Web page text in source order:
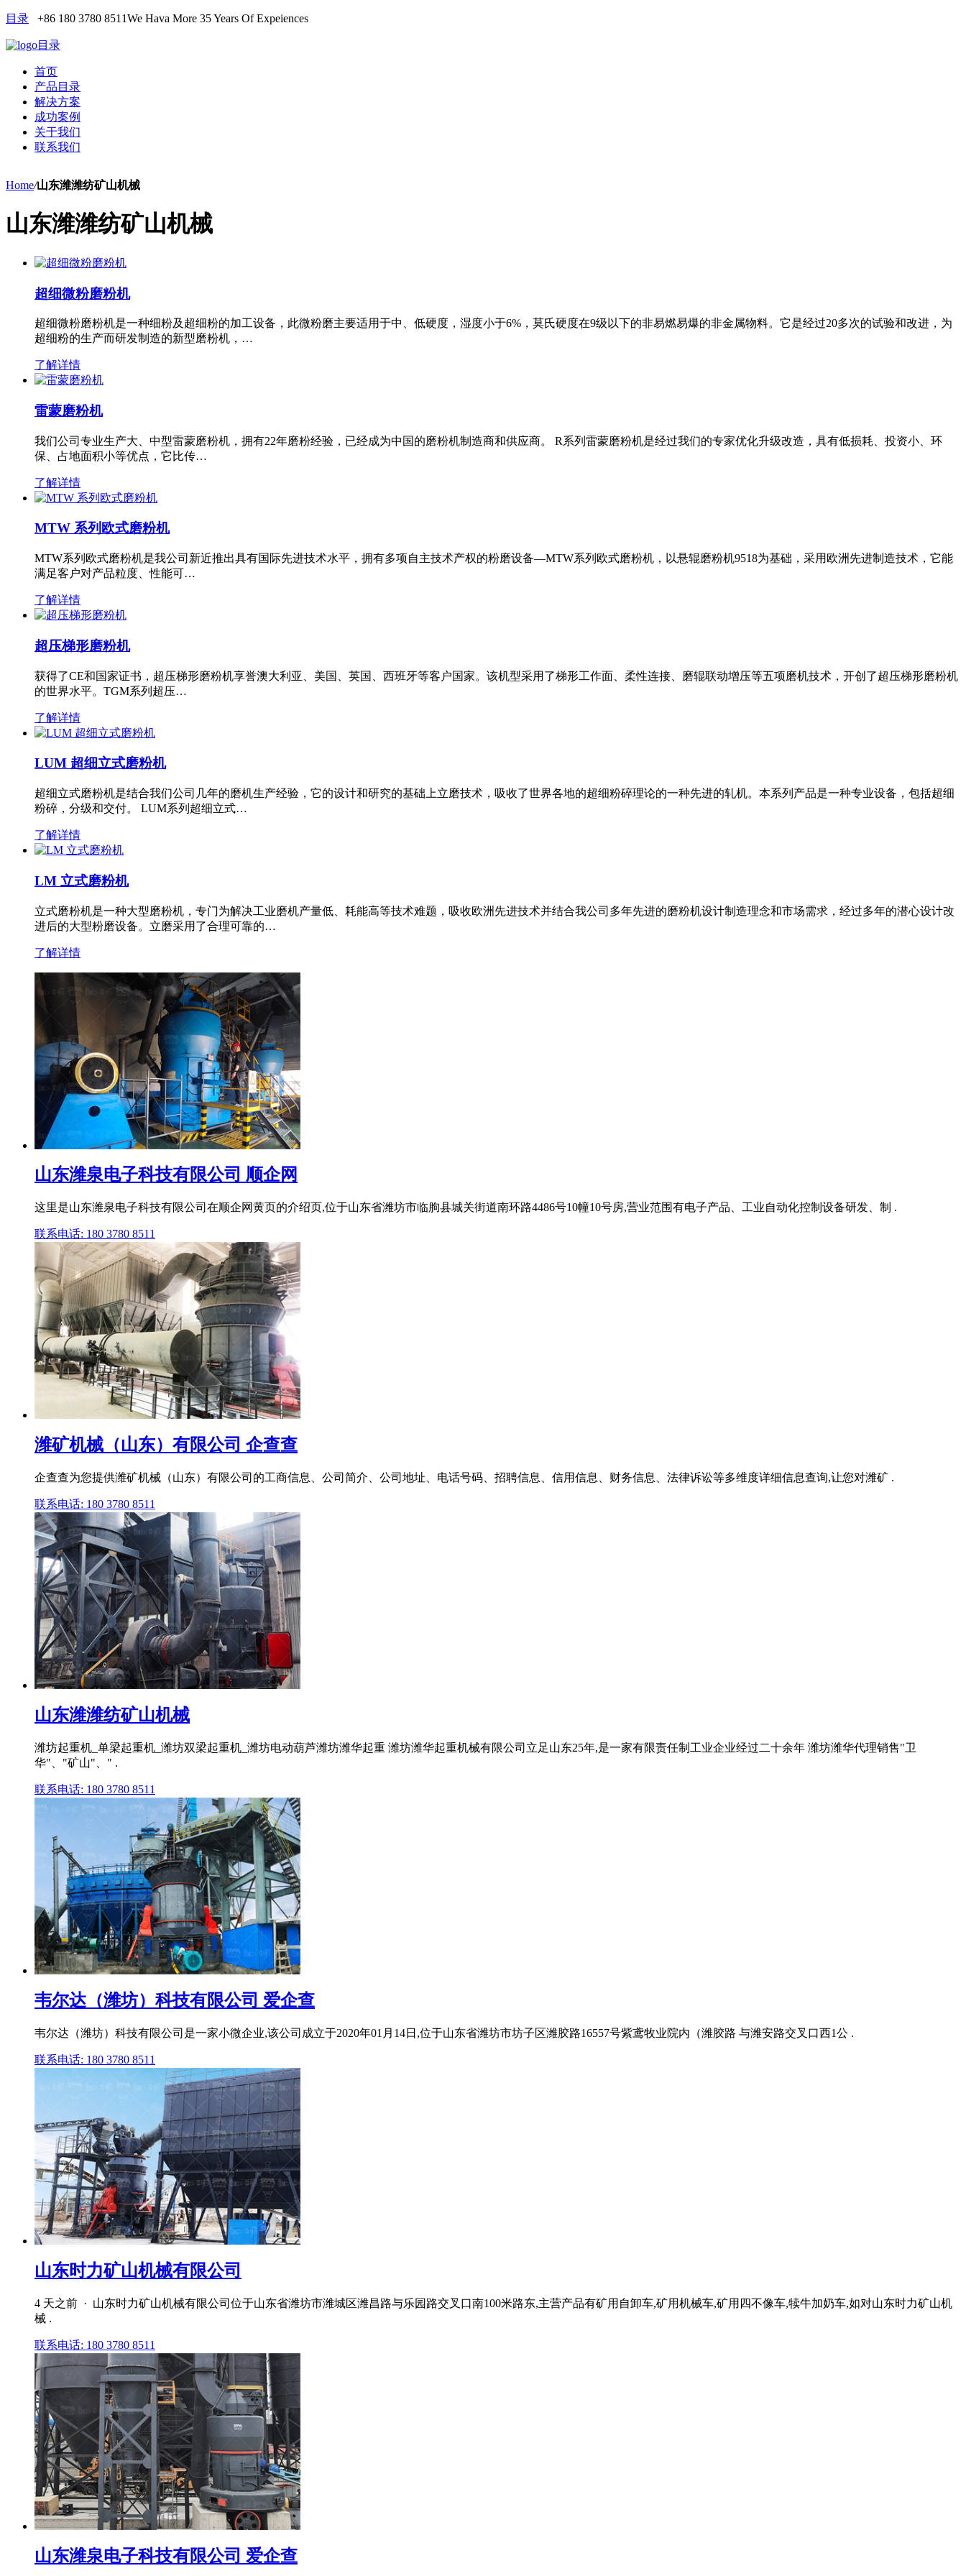
目录 +86 180 3780 8511We Hava More 35 Years Of Expeiences
目录
首页
产品目录
解决方案
成功案例
关于我们
联系我们
Home/山东潍潍纺矿山机械
山东潍潍纺矿山机械
超细微粉磨粉机
超细微粉磨粉机是一种细粉及超细粉的加工设备，此微粉磨主要适用于中、低硬度，湿度小于6%，莫氏硬度在9级以下的非易燃易爆的非金属物料。它是经过20多次的试验和改进，为
超细粉的生产而研发制造的新型磨粉机，…
了解详情
雷蒙磨粉机
我们公司专业生产大、中型雷蒙磨粉机，拥有22年磨粉经验，已经成为中国的磨粉机制造商和供应商。 R系列雷蒙磨粉机是经过我们的专家优化升级改造，具有低损耗、投资小、环
保、占地面积小等优点，它比传…
了解详情
MTW 系列欧式磨粉机
MTW系列欧式磨粉机是我公司新近推出具有国际先进技术水平，拥有多项自主技术产权的粉磨设备—MTW系列欧式磨粉机，以悬辊磨粉机9518为基础，采用欧洲先进制造技术，它能
满足客户对产品粒度、性能可…
了解详情
超压梯形磨粉机
获得了CE和国家证书，超压梯形磨粉机享誉澳大利亚、美国、英国、西班牙等客户国家。该机型采用了梯形工作面、柔性连接、磨辊联动增压等五项磨机技术，开创了超压梯形磨粉机
的世界水平。TGM系列超压…
了解详情
LUM 超细立式磨粉机
超细立式磨粉机是结合我们公司几年的磨机生产经验，它的设计和研究的基础上立磨技术，吸收了世界各地的超细粉碎理论的一种先进的轧机。本系列产品是一种专业设备，包括超细
粉碎，分级和交付。 LUM系列超细立式…
了解详情
LM 立式磨粉机
立式磨粉机是一种大型磨粉机，专门为解决工业磨机产量低、耗能高等技术难题，吸收欧洲先进技术并结合我公司多年先进的磨粉机设计制造理念和市场需求，经过多年的潜心设计改
进后的大型粉磨设备。立磨采用了合理可靠的…
了解详情
山东潍泉电子科技有限公司 顺企网
这里是山东潍泉电子科技有限公司在顺企网黄页的介绍页,位于山东省潍坊市临朐县城关街道南环路4486号10幢10号房,营业范围有电子产品、工业自动化控制设备研发、制 .
联系电话: 180 3780 8511
潍矿机械（山东）有限公司 企查查
企查查为您提供潍矿机械（山东）有限公司的工商信息、公司简介、公司地址、电话号码、招聘信息、信用信息、财务信息、法律诉讼等多维度详细信息查询,让您对潍矿 .
联系电话: 180 3780 8511
山东潍潍纺矿山机械
潍坊起重机_单梁起重机_潍坊双梁起重机_潍坊电动葫芦潍坊潍华起重 潍坊潍华起重机械有限公司立足山东25年,是一家有限责任制工业企业经过二十余年 潍坊潍华代理销售"卫
华"、"矿山"、" .
联系电话: 180 3780 8511
韦尔达（潍坊）科技有限公司 爱企查
韦尔达（潍坊）科技有限公司是一家小微企业,该公司成立于2020年01月14日,位于山东省潍坊市坊子区潍胶路16557号紫鸢牧业院内（潍胶路 与潍安路交叉口西1公 .
联系电话: 180 3780 8511
山东时力矿山机械有限公司
4 天之前 · 山东时力矿山机械有限公司位于山东省潍坊市潍城区潍昌路与乐园路交叉口南100米路东,主营产品有矿用自卸车,矿用机械车,矿用四不像车,犊牛加奶车,如对山东时力矿山机
械 .
联系电话: 180 3780 8511
山东潍泉电子科技有限公司 爱企查